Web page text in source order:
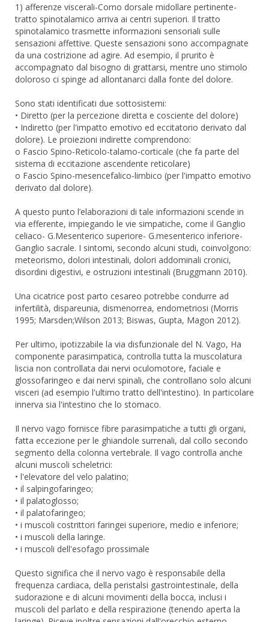
1) afferenze viscerali-Corno dorsale midollare pertinente-
tratto spinotalamico arriva ai centri superiori. Il tratto
spinotalamico trasmette informazioni sensoriali sulle
sensazioni affettive. Queste sensazioni sono accompagnate
da una costrizione ad agire. Ad esempio, il prurito è
accompagnato dal bisogno di grattarsi, mentre uno stimolo
doloroso ci spinge ad allontanarci dalla fonte del dolore.
Sono stati identificati due sottosistemi:
• Diretto (per la percezione diretta e cosciente del dolore)
• Indiretto (per l'impatto emotivo ed eccitatorio derivato dal
dolore). Le proiezioni indirette comprendono:
o Fascio Spino-Reticolo-talamo-corticale (che fa parte del
sistema di eccitazione ascendente reticolare)
o Fascio Spino-mesencefalico-limbico (per l'impatto emotivo
derivato dal dolore).
A questo punto l’elaborazioni di tale informazioni scende in
via efferente, impiegando le vie simpatiche, come il Ganglio
celiaco- G.Mesenterico superiore- G.mesenterico inferiore-
Ganglio sacrale. I sintomi, secondo alcuni studi, coinvolgono:
meteorismo, dolori intestinali, dolori addominali cronici,
disordini digestivi, e ostruzioni intestinali (Bruggmann 2010).
Una cicatrice post parto cesareo potrebbe condurre ad
infertilità, dispareunia, dismenorrea, endometriosi (Morris
1995; Marsden;Wilson 2013; Biswas, Gupta, Magon 2012).
Per ultimo, ipotizzabile la via disfunzionale del N. Vago, Ha
componente parasimpatica, controlla tutta la muscolatura
liscia non controllata dai nervi oculomotore, faciale e
glossofaringeo e dai nervi spinali, che controllano solo alcuni
visceri (ad esempio l'ultimo tratto dell'intestino). In particolare
innerva sia l'intestino che lo stomaco.
Il nervo vago fornisce fibre parasimpatiche a tutti gli organi,
fatta eccezione per le ghiandole surrenali, dal collo secondo
segmento della colonna vertebrale. Il vago controlla anche
alcuni muscoli scheletrici:
• l'elevatore del velo palatino;
• il salpingofaringeo;
• il palatoglosso;
• il palatofaringeo;
• i muscoli costrittori faringei superiore, medio e inferiore;
• i muscoli della laringe.
• i muscoli dell'esofago prossimale
Questo significa che il nervo vago è responsabile della
frequenza cardiaca, della peristalsi gastrointestinale, della
sudorazione e di alcuni movimenti della bocca, inclusi i
muscoli del parlato e della respirazione (tenendo aperta la